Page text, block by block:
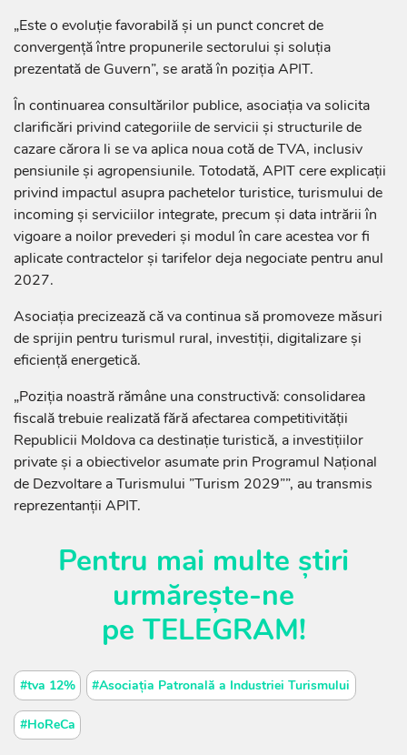
„Este o evoluție favorabilă și un punct concret de
convergență între propunerile sectorului și soluția
prezentată de Guvern”, se arată în poziția APIT.
În continuarea consultărilor publice, asociația va solicita
clarificări privind categoriile de servicii și structurile de
cazare cărora li se va aplica noua cotă de TVA, inclusiv
pensiunile și agropensiunile. Totodată, APIT cere explicații
privind impactul asupra pachetelor turistice, turismului de
incoming și serviciilor integrate, precum și data intrării în
vigoare a noilor prevederi și modul în care acestea vor fi
aplicate contractelor și tarifelor deja negociate pentru anul
2027.
Asociația precizează că va continua să promoveze măsuri
de sprijin pentru turismul rural, investiții, digitalizare și
eficiență energetică.
„Poziția noastră rămâne una constructivă: consolidarea
fiscală trebuie realizată fără afectarea competitivității
Republicii Moldova ca destinație turistică, a investițiilor
private și a obiectivelor asumate prin Programul Național
de Dezvoltare a Turismului ”Turism 2029””, au transmis
reprezentanții APIT.
Pentru mai multe știri
urmărește-ne
pe TELEGRAM!
#tva 12% #Asociația Patronală a Industriei Turismului
#HoReCa